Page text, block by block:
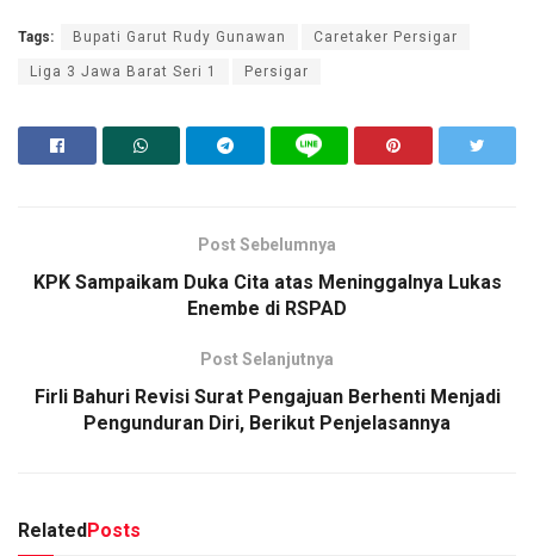
Tags: Bupati Garut Rudy Gunawan Caretaker Persigar
Liga 3 Jawa Barat Seri 1 Persigar
Post Sebelumnya
KPK Sampaikam Duka Cita atas Meninggalnya Lukas
Enembe di RSPAD
Post Selanjutnya
Firli Bahuri Revisi Surat Pengajuan Berhenti Menjadi
Pengunduran Diri, Berikut Penjelasannya
RelatedPosts